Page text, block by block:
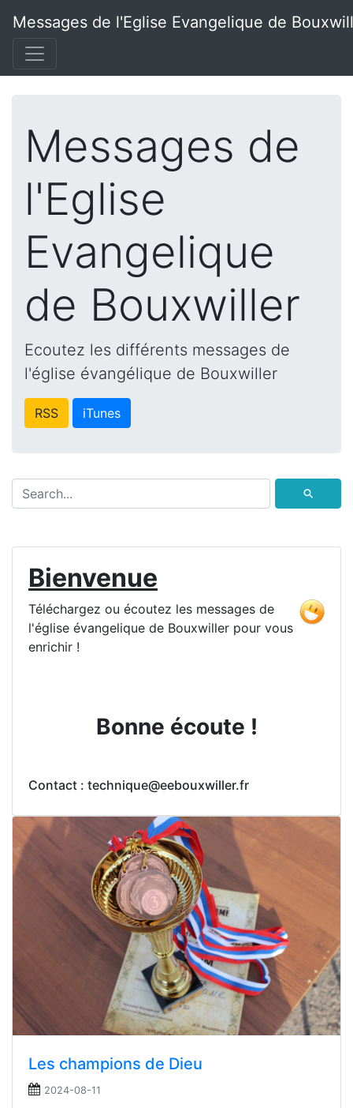
Messages de l'Eglise Evangelique de
Messages de
l'Eglise
Evangelique
de Bouxwiller
Ecoutez les différents messages de
l'église évangélique de Bouxwiller
RSS iTunes
⚲
Bienvenue
Téléchargez ou écoutez les messages de
l'église évangelique de Bouxwiller pour vous
enrichir !
Bonne écoute !
Contact : technique@eebouxwiller.fr
Les champions de Dieu
2024-08-11